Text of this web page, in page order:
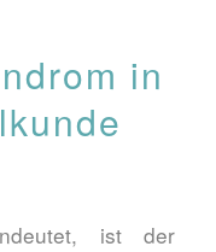
in
ist der